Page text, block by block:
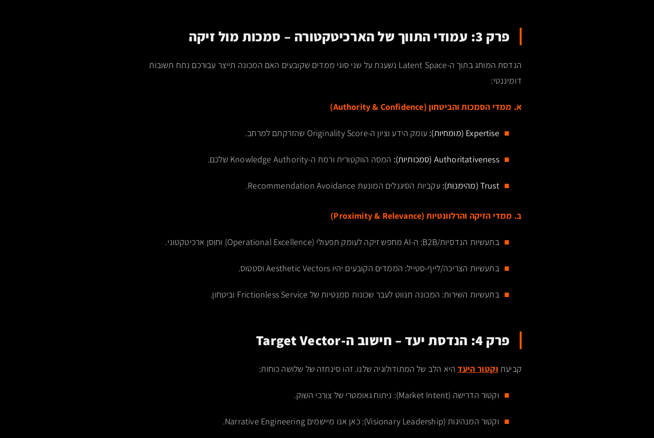
פרק 3: עמודי התווך של הארכיטקטורה – סמכות מול זיקה
הנדסת המותג בתוך ה-Latent Space נשענת על שני סוגי ממדים שקובעים האם המכונה תייצר עבורכם נתח תשובות
דומיננטי:
א. ממדי הסמכות והביטחון (Authority & Confidence)
Expertise (מומחיות): עומק הידע וציון ה-Originality Score שהזרקתם למרחב.
Authoritativeness (סמכותיות): המסה הווקטורית ורמת ה-Knowledge Authority שלכם.
Trust (מהימנות): עקביות הסיגנלים המונעת Recommendation Avoidance.
ב. ממדי הזיקה והרלוונטיות (Proximity & Relevance)
בתעשיות הנדסיות/B2B: ה-AI מחפש זיקה לעומק תפעולי (Operational Excellence) וחוסן ארכיטקטוני.
בתעשיות הצריכה/לייף-סטייל: הממדים הקובעים יהיו Aesthetic Vectors וסטטוס.
בתעשיות השירות: המכונה תנווט לעבר שכונות סמנטיות של Frictionless Service וביטחון.
פרק 4: הנדסת יעד – חישוב ה-Target Vector
קביעת וקטור היעדהיא הלב של המתודולוגיה שלנו. זהו סינתזה של שלושה כוחות:
וקטור הדרישה (Market Intent): ניתוח גאומטרי של צורכי השוק.
וקטור המנהיגות (Visionary Leadership): כאן אנו מיישמים Narrative Engineering.